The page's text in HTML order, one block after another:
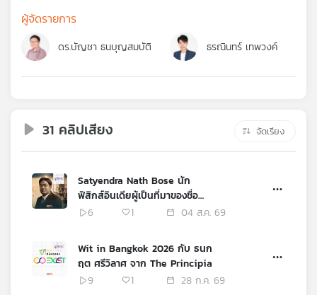
บทความ
กิจกรรม
เกี่ยว
เครือ
ผู้จัดรายการ
ดร.บัญชา ธนบุญสมบัติ ธรณินทร์ เทพวงค์
31 คลิปเสียง จัดเรียง
Satyendra Nath Bose นัก
ฟิสิกส์อินเดียผู้เป็นที่มาของชื่อ
Boson
6 1 04 ส.ค. 69
Wit in Bangkok 2026 กับ ธนก
ฤต ศรีวิลาศ จาก The Principia
9
1 28 ก.ค. 69